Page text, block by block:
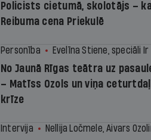
Policists cietumā, skolotājs –
Reibuma cena Priekulē
Personība Evelīna Stiene, speciāli Ir
No Jaunā Rīgas teātra uz
– Matīss Ozols un viņa
krīze
Intervija Nellija Ločmele, Aivars